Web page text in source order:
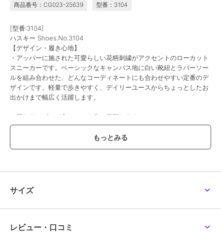
商品番号：CG023-25639 型番：3104
[型番:3104]
ハスキー Shoes.No.3104
【デザイン・履き心地】
・アッパーに施された可愛らしい花柄刺繍がアクセントのローカット
スニーカーです。ベーシックなキャンバス地に白い靴紐とラバーソー
ルを組み合わせた、どんなコーディネートにも合わせやすい定番のデ
ザインです。軽量で歩きやすく、デイリーユースからちょっとしたお
出かけまで幅広く活躍します。
・履き口にゴムが入っている為、着脱もラクチン。
紐を外してスリッポンとして使用できるなど汎用性の高い商品です。
「デザイン」「ディティール」「履き心地」「機能性」とすべての面
において従来の定番品よりほんの少しづつアップデートされたローテ
普段23.5を着用しているスタッフがMサイズを着用でジャストサイズ
でした。
サイズには、個人差があり必ずしもこの限りでは、ございませんがス
サイズ
レビュー・口コミ